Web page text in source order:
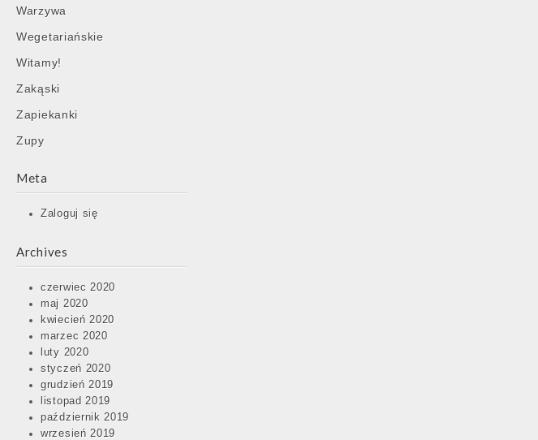
Warzywa
Wegetariańskie
Witamy!
Zakąski
Zapiekanki
Zupy
Meta
Zaloguj się
Archives
czerwiec 2020
maj 2020
kwiecień 2020
marzec 2020
luty 2020
styczeń 2020
grudzień 2019
listopad 2019
październik 2019
wrzesień 2019